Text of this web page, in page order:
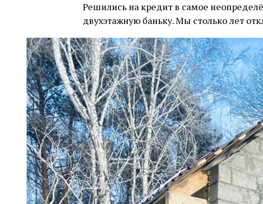
Решились на кредит в самое
двухэтажную баньку. Мы столько лет